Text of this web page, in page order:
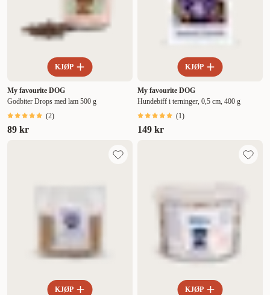
KJØP
My favourite DOG
Godbiter Drops med lam 500 g
(2)
89 kr
KJØP
My favourite DOG
Hundebiff i terninger, 0,5 cm, 400 g
(1)
149 kr
KJØP KJØP